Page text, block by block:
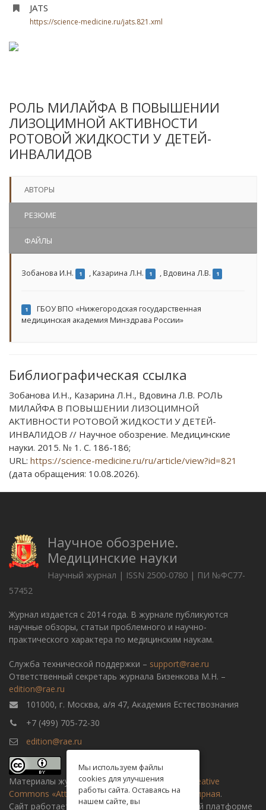
JATS
https://science-medicine.ru/jats.821.xml
РОЛЬ МИЛАЙФА В ПОВЫШЕНИИ
ЛИЗОЦИМНОЙ АКТИВНОСТИ
РОТОВОЙ ЖИДКОСТИ У ДЕТЕЙ-
ИНВАЛИДОВ
АВТОРЫ
РЕЗЮМЕ
ФАЙЛЫ
Зобанова И.Н. 1 ,Казарина Л.Н. 1 ,Вдовина Л.В. 1
1
ГБОУ ВПО «Нижегородская государственная
медицинская академия Минздрава России»
Библиографическая ссылка
Зобанова И.Н., Казарина Л.Н., Вдовина Л.В. РОЛЬ
МИЛАЙФА В ПОВЫШЕНИИ ЛИЗОЦИМНОЙ
АКТИВНОСТИ РОТОВОЙ ЖИДКОСТИ У ДЕТЕЙ-
ИНВАЛИДОВ // Научное обозрение. Медицинские
науки. 2015. № 1. С. 186-186;
URL: https://science-medicine.ru/ru/article/view?id=821
(дата обращения: 10.08.2026).
Научное обозрение.
Медицинские науки
Научный журнал | ISSN 2500-0780 | ПИ №ФС77-
57452
Журнал издается с 2014 года. В журнале публикуются
научные обзоры, статьи проблемного и научно-
практического характера по медицинским наукам.
Служба технической поддержки – support@rae.ru
Ответственный секретарь журнала Бизенкова М.Н. –
edition@rae.ru
101000, г. Москва, а/я 47, Академия Естествознания
+7 (499) 705-72-30
edition@rae.ru
Материалы журнала доступны полицензии Creative
Commons «Attribution» («Атрибуция») 4.0 Всемирная.
Сайт работает на универсальной издательской платформе
Мы используем файлы
cookies для улучшения
работы сайта. Оставаясь на
нашем сайте, вы